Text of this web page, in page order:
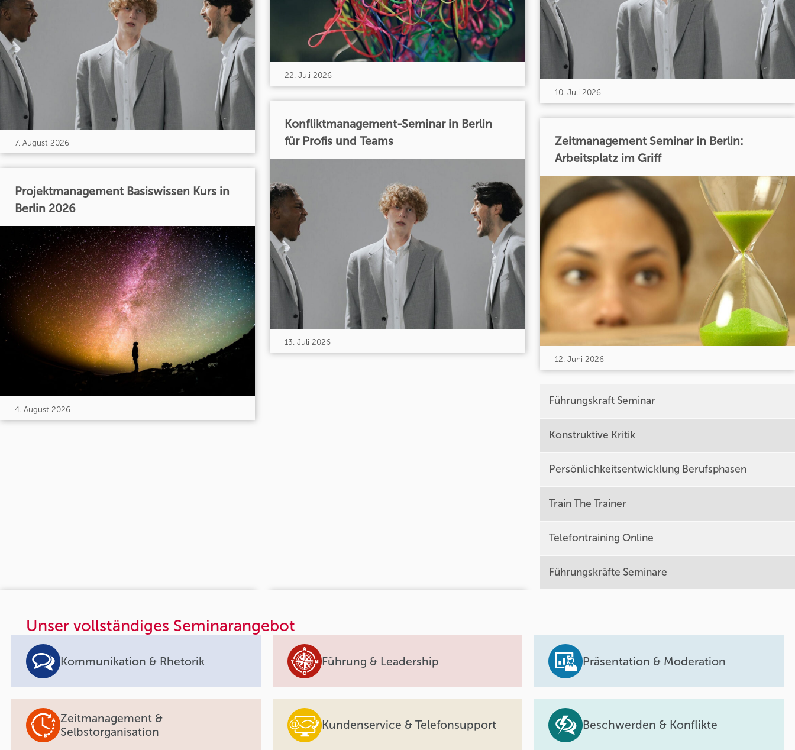
7. August 2026
Projektmanagement Basiswissen Kurs in
Berlin 2026
4. August 2026
22. Juli 2026
Konfliktmanagement-Seminar in Berlin
für Profis und Teams
13. Juli 2026
10. Juli 2026
Zeitmanagement Seminar in Berlin:
Arbeitsplatz im Griff
12. Juni 2026
Führungskraft Seminar
Konstruktive Kritik
Persönlichkeitsentwicklung Berufsphasen
Train The Trainer
Telefontraining Online
Führungskräfte Seminare
Unser vollständiges Seminarangebot
Kommunikation & Rhetorik Führung & Leadership Präsentation & Moderation
Zeitmanagement &
Selbstorganisation
Kundenservice & Telefonsupport Beschwerden & Konflikte